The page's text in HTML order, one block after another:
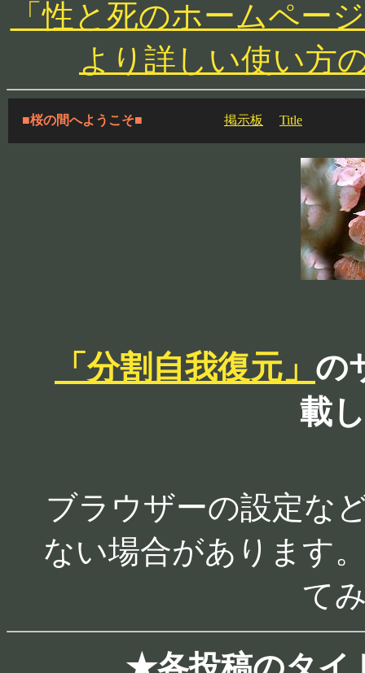
「性と死のホームペー
より詳しい使い方
■桜の間へようこそ■ 掲示板 Title
「分割自我復元」 の
載
ブラウザーの設定な
ない場合があります
て